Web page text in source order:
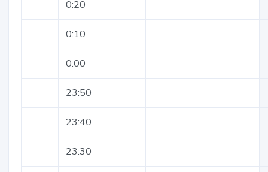
0:20
0:10
0:00
23:50
23:40
23:30